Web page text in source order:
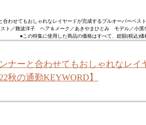
合わせてもおしゃれなレイヤードが完成するプルオーバーベス
ト／難波洋子 ヘア＆メーク／あきやまひとみ モデル／小
●この特集に使用した商品の価格はすべて、総額(税込)価
ナーと合わせてもおしゃれなレ
秋の通勤KEYWORD】